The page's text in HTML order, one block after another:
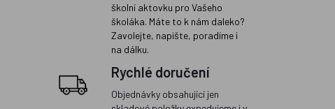
školní aktovku pro Vašeho
školáka. Máte to k nám daleko?
Zavolejte, napište, poradíme i
na dálku.
Rychlé doručení
Objednávky obsahující jen